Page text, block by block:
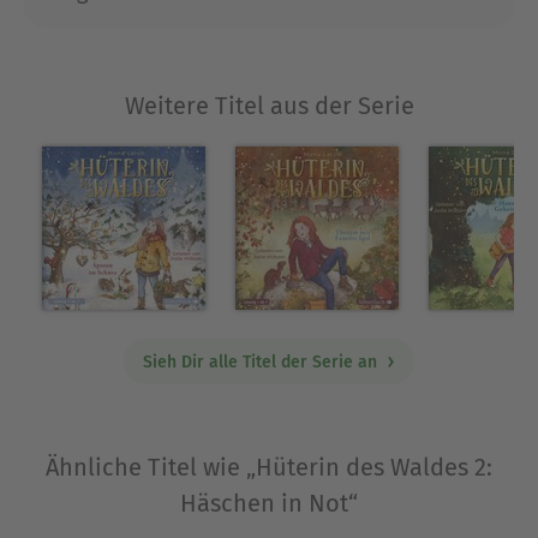
zu hören. Für ihre Lesungen bei Silberfisch stand
sie bereits mehrfach auf der hr2-
Hörbuchbestenliste.
Ausblenden
Weitere Titel aus der Serie
Sieh Dir alle Titel der Serie an
Ähnliche Titel wie „Hüterin des Waldes 2:
Häschen in Not“